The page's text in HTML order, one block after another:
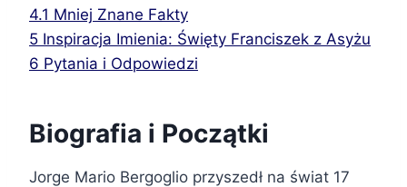
4.1 Mniej Znane Fakty
5 Inspiracja Imienia: Święty Franciszek z Asyżu
6 Pytania i Odpowiedzi
Biografia i Początki
Jorge Mario Bergoglio przyszedł na świat 17